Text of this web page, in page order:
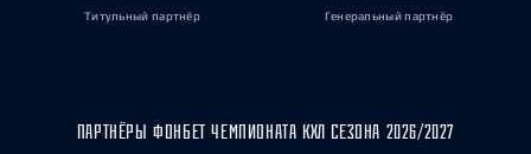
Титульный партнёр Генеральный партнёр
ПАРТНЁРЫ ФОНБЕТ ЧЕМПИОНАТА КХЛ СЕЗОНА 2026/2027